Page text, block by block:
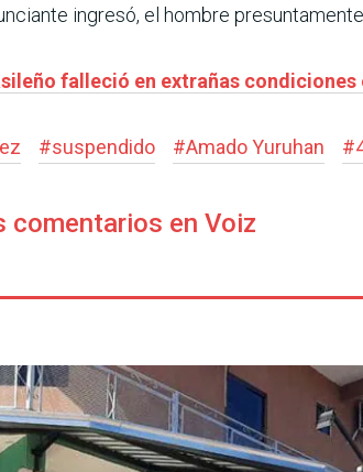
ingresó, el hombre
falleció en extrañas condiciones
#suspendido #Amado Yuruhan #
comentarios en Voiz